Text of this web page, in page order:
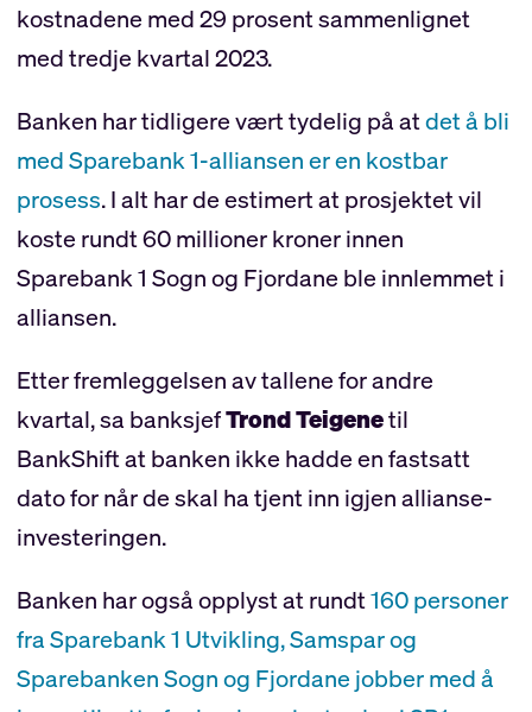
kostnadene med 29 prosent sammenlignet
med tredje kvartal 2023.
Banken har tidligere vært tydelig på atdet å bli
med Sparebank 1-alliansen er en kostbar
prosess. I alt har de estimert at prosjektet vil
koste rundt 60 millioner kroner innen
Sparebank 1 Sogn og Fjordane ble innlemmet i
alliansen.
Etter fremleggelsen av tallene for andre
kvartal, sa banksjefTrond Teigenetil
BankShift at banken ikke hadde en fastsatt
dato for når de skal ha tjent inn igjen allianse-
investeringen.
Banken har også opplyst at rundt160 personer
fra Sparebank 1 Utvikling, Samspar og
Sparebanken Sogn og Fjordane jobber med å